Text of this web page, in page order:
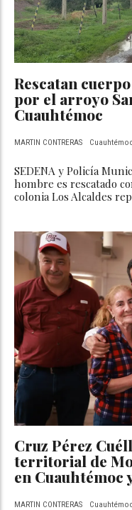
Rescatan
por el arroyo
Cuauhtémoc
MARTIN CONTRERAS
SEDENA y Policía
hombre es rescatado
colonia Los Alcaldes
Cruz Pérez
territorial de
en Cuauhtémoc
MARTIN CONTRERAS